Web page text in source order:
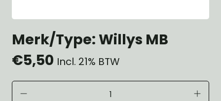
Merk/Type: Willys MB
€5,50 Incl. 21% BTW